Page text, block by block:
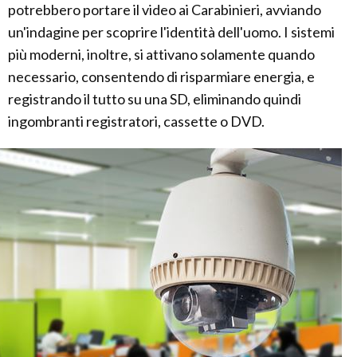
potrebbero portare il video ai Carabinieri, avviando
un'indagine per scoprire l'identità dell'uomo. I sistemi
più moderni, inoltre, si attivano solamente quando
necessario, consentendo di risparmiare energia, e
registrando il tutto su una SD, eliminando quindi
ingombranti registratori, cassette o DVD.